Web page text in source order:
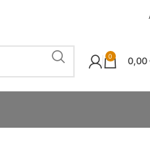
0 0,00